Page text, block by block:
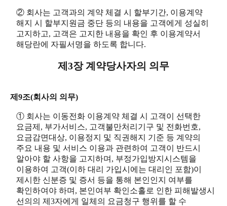
② 회사는 고객과의 계약 체결 시 할부기간, 이용계약
해지 시 할부지원금 중단 등의 내용을 고객에게 성실히
고지하고, 고객은 고지한 내용을 확인 후 이용계약서
해당란에 자필서명을 하도록 합니다.
제3장 계약당사자의 의무
제9조(회사의 의무)
① 회사는 이동전화 이용계약 체결 시 고객이 선택한
요금제, 부가서비스, 고객불만처리기구 및 전화번호,
요금감면대상, 이용정지 및 직권해지 기준 등 계약의
주요 내용 및 서비스 이용과 관련하여 고객이 반드시
알아야 할 사항을 고지하며, 부정가입방지시스템을
이용하여 고객(이하 대리 가입시에는 대리인 포함)이
제시한 신분증 및 증서 등을 통해 본인인지 여부를
확인하여야 하며, 본인여부 확인소홀로 인한 피해발생시
선의의 제3자에게 일체의 요금청구 행위를 할 수